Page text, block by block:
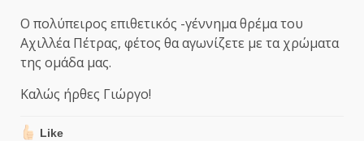
Ο πολύπειρος επιθετικός -γέννημα θρέμα του
Αχιλλέα Πέτρας, φέτος θα αγωνίζετε με τα χρώματα
της ομάδα μας.
Καλώς ήρθες Γιώργο!
Like